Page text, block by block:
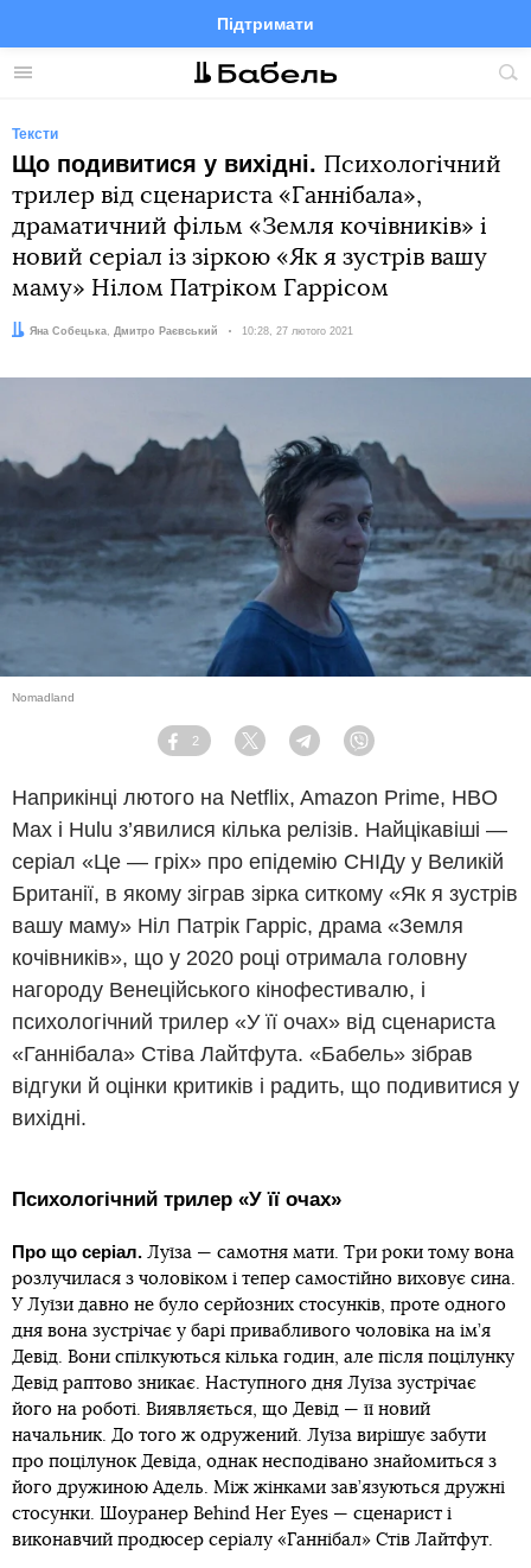
Меню
Підтримати
FacebookTelegramTwitter
Тексти
Що подивитися у вихідні. Психологічний
трилер від сценариста «Ганнібала»,
драматичний фільм «Земля кочівників» і
новий серіал із зіркою «Як я зустрів вашу
маму» Нілом Патріком Гаррісом
Автор:
Яна Собецька
Редактор: Дмитро Раєвський Дата:
10:28, 27 лютого 2021
Nomadland
Facebook
2
Twitter TelegramViber
Наприкінці лютого на Netflix, Amazon Prime, HBO
Max і Hulu з’явилися кілька релізів. Найцікавіші —
серіал «Це — гріх» про епідемію СНІДу у Великій
Британії, в якому зіграв зірка ситкому «Як я зустрів
вашу маму» Ніл Патрік Гарріс, драма «Земля
кочівників», що у 2020 році отримала головну
нагороду Венеційського кінофестивалю, і
психологічний трилер «У її очах» від сценариста
«Ганнібала» Стіва Лайтфута. «Бабель» зібрав
відгуки й оцінки критиків і радить, що подивитися у
вихідні.
Психологічний трилер «У її очах»
Про що серіал. Луїза — самотня мати. Три роки тому вона
розлучилася з чоловіком і тепер самостійно виховує сина.
У Луїзи давно не було серйозних стосунків, проте одного
дня вона зустрічає у барі привабливого чоловіка на ім’я
Девід. Вони спілкуються кілька годин, але після поцілунку
Девід раптово зникає. Наступного дня Луїза зустрічає
його на роботі. Виявляється, що Девід — її новий
начальник. До того ж одружений. Луїза вирішує забути
про поцілунок Девіда, однак несподівано знайомиться з
його дружиною Адель. Між жінками зав’язуються дружні
стосунки. Шоуранер Behind Her Eyes — сценарист і
виконавчий продюсер серіалу «Ганнібал» Стів Лайтфут.